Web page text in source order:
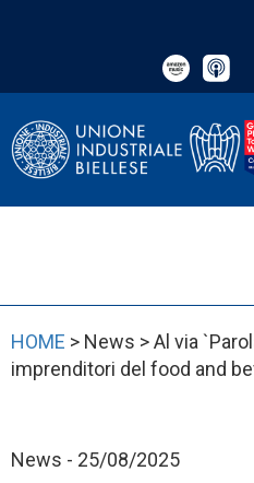
HOME > News > Al via
imprenditori del food and
News - 25/08/2025